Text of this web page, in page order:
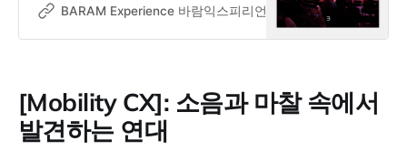
성되는 미디어 아트까지, 기술 너머
계 문법을 소개합니다. (바람 매거진)
BARAM Experience 바람익스피리언스 Dr. Jooseok Oh
[Mobility CX]: 소음과 마찰 속에서
발견하는 연대